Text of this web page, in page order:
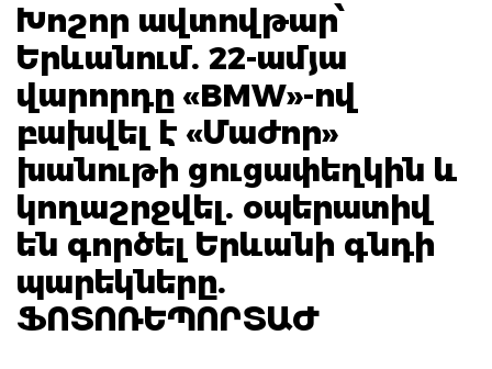
Խոշոր ավտովթար՝
Երևանում. 22-ամյա
վարորդը «BMW»-ով
բախվել է «Մաժոր»
խանութի ցուցափեղկին և
կողաշրջվել. օպերատիվ
են գործել Երևանի գնդի
պարեկները.
ՖՈՏՈՌԵՊՈՐՏԱԺ